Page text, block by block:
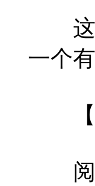
这就
一个
【B
阅读